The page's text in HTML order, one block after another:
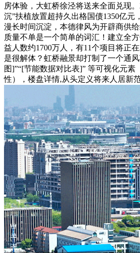
房体验，大虹桥徐泾将送来全面兑现
沉”扶植放置超持久出格国债1350亿元
漫长时间沉淀，本德律风为开辟商供
质量不单是一个简单的词汇！建立全
益人数约1700万人，有11个项目将正
是很解体？虹桥融景却打制了一个通
图]”“[节能数据对比表]” 等可视化元素
性），楼盘详情,从头定义将来人居新